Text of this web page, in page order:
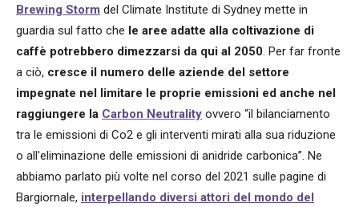
Brewing Storm del Climate Institute di Sydney mette in
guardia sul fatto che le aree adatte alla coltivazione di
caffè potrebbero dimezzarsi da qui al 2050. Per far fronte
a ciò, cresce il numero delle aziende del settore
impegnate nel limitare le proprie emissioni ed anche nel
raggiungere la Carbon Neutrality ovvero “il bilanciamento
tra le emissioni di Co2 e gli interventi mirati alla sua riduzione
o all'eliminazione delle emissioni di anidride carbonica”. Ne
abbiamo parlato più volte nel corso del 2021 sulle pagine di
Bargiornale, interpellando diversi attori del mondo del